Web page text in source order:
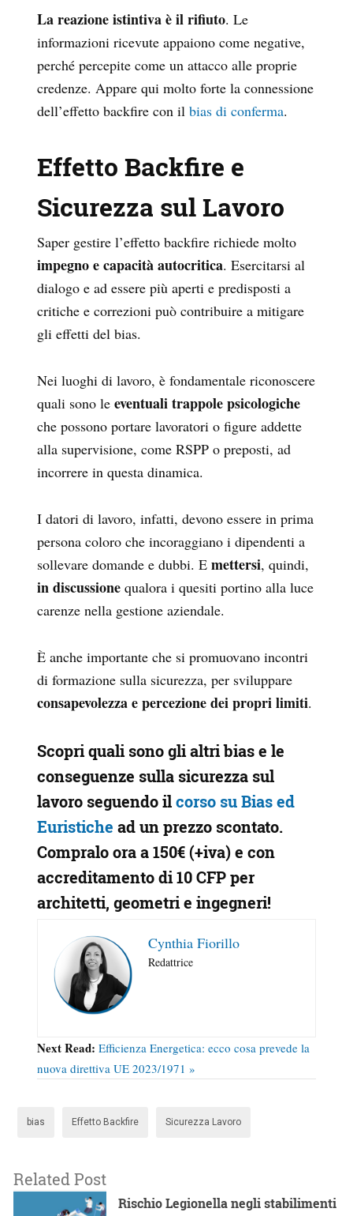
La reazione istintiva è il rifiuto. Le
informazioni ricevute appaiono come negative,
perché percepite come un attacco alle proprie
credenze. Appare qui molto forte la connessione
dell’effetto backfire con il bias di conferma.
Effetto Backfire e
Sicurezza sul Lavoro
Saper gestire l’effetto backfire richiede molto
impegno e capacità autocritica. Esercitarsi al
dialogo e ad essere più aperti e predisposti a
critiche e correzioni può contribuire a mitigare
gli effetti del bias.
Nei luoghi di lavoro, è fondamentale riconoscere
quali sono le eventuali trappole psicologiche
che possono portare lavoratori o figure addette
alla supervisione, come RSPP o preposti, ad
incorrere in questa dinamica.
I datori di lavoro, infatti, devono essere in prima
persona coloro che incoraggiano i dipendenti a
sollevare domande e dubbi. E mettersi, quindi,
in discussione qualora i quesiti portino alla luce
carenze nella gestione aziendale.
È anche importante che si promuovano incontri
di formazione sulla sicurezza, per sviluppare
consapevolezza e percezione dei propri limiti.
Scopri quali sono gli altri bias e le
conseguenze sulla sicurezza sul
lavoro seguendo ilcorso su Bias ed
Euristiche ad un prezzo scontato.
Compralo oraa 150€(+iva) e con
accreditamento di 10 CFPper
architetti, geometri e ingegneri!
Cynthia Fiorillo
Redattrice
Next Read: Efficienza Energetica: ecco cosa prevede la
nuova direttiva UE 2023/1971 »
bias Effetto Backfire Sicurezza Lavoro
Related Post
Rischio Legionella negli stabilimenti